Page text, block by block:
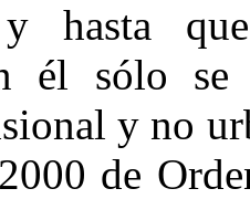
hasta
él sólo se
y no
de